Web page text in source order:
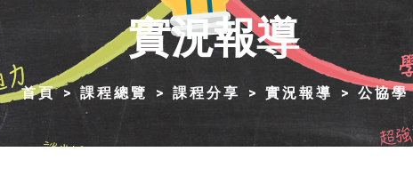
實況報導
首頁 課程總覽 課程分享 實況報導 公協學